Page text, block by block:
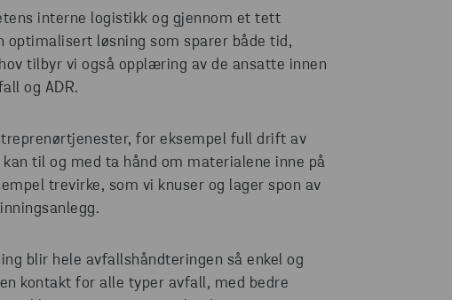
interne logistikk og gjennom et tett
optimalisert løsning som sparer både tid,
tilbyr vi også opplæring av de ansatte innen
og ADR.
for eksempel full drift av
til og med ta hånd om materialene inne på
trevirke, som vi knuser og lager spon av
blir hele avfallshåndteringen så enkel og
kontakt for alle typer avfall, med bedre